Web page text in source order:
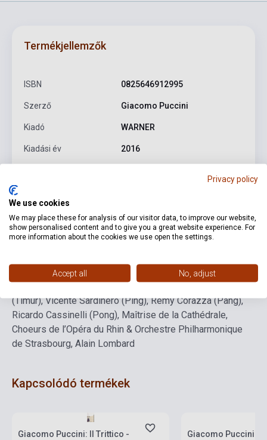
Termékjellemzők
ISBN 0825646912995
Szerző Giacomo Puccini
Kiadó WARNER
Kiadási év 2016
Részletes leírás Kapcsolódó linkek Vélemények
Montserrat Caballé (Turandot), José Carreras (Calaf),
Mirella Freni (Liu), Michel Sénéchal (Altoum), Paul Plishka
(Timur), Vicente Sardinero (Ping), Remy Corazza (Pang),
Ricardo Cassinelli (Pong), Maîtrise de la Cathédrale,
Choeurs de l’Opéra du Rhin & Orchestre Philharmonique
de Strasbourg, Alain Lombard
Kapcsolódó termékek
Giacomo Puccini: Il Trittico -
Giacomo Puccini:
Privacy policy
We use cookies
We may place these for analysis of our visitor data, to improve our website,
show personalised content and to give you a great website experience. For
more information about the cookies we use open the settings.
Accept all No, adjust